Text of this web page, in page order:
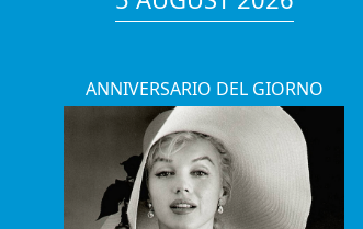
ANNIVERSARIO DEL GIORNO